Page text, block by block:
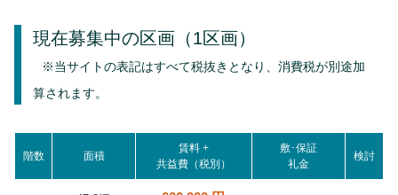
現在募集中の区画 （1区画）
※当サイトの表記はすべて税抜きとなり、消費税が別途加
算されます。
階数 面積
賃料 +
共益費（税別）
敷･保証
礼金
検討